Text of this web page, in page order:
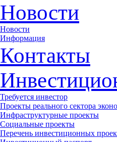
Новости
Новости
Информация
Контакты
Требуется инвестор
Проекты реального сектора
Инфраструктурные проекты
Социальные проекты
Перечень инвестиционных